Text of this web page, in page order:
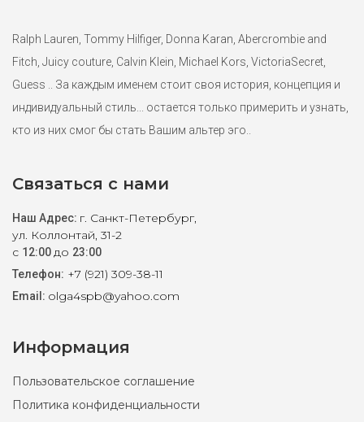
Ralph Lauren, Tommy Hilfiger, Donna Karan, Abercrombie and
Fitch, Juicy couture, Calvin Klein, Michael Kors, VictoriaSecret,
Guess .. За каждым именем стоит своя история, концепция и
индивидуальный стиль... остается только примерить и узнать,
кто из них смог бы стать Вашим альтер эго..
Связаться с нами
Наш Адрес: г. Санкт-Петербург,
ул. Коллонтай, 31-2
с 12:00до 23:00
Телефон: +7 (921) 309-38-11
Email: olga4spb@yahoo.com
Информация
Пользовательское соглашение
Политика конфиденциальности